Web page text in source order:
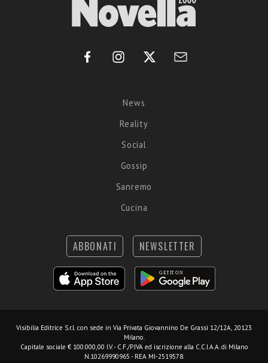
News
Reality
Social
Gossip
Sanremo
Cucina
ABBONATI NEWSLETTER
Visibilia Editrice S.r.l. con sede in Via Privata Giovannino De Grassi 12/12A, 20123
Milano.
Capitale sociale € 100.000,00 I.V. - C.F./P.IVA ed iscrizione alla C.C.I.A.A. di Milano
N.10269990965 - REA MI-2519578.